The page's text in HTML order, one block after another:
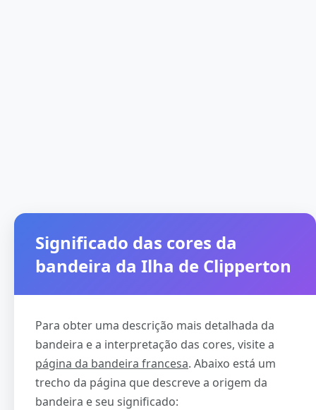
Significado das cores da
bandeira da Ilha de Clipperton
Para obter uma descrição mais detalhada da
bandeira e a interpretação das cores, visite a
página da bandeira francesa. Abaixo está um
trecho da página que descreve a origem da
bandeira e seu significado: